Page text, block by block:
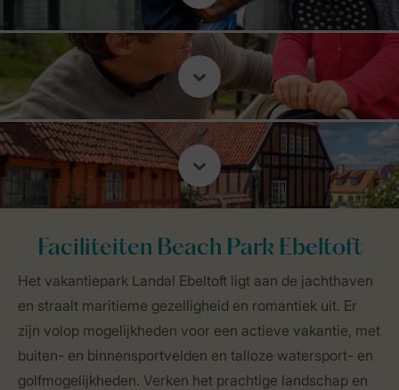
Faciliteiten Beach Park Ebeltoft
Het vakantiepark Landal Ebeltoft ligt aan de jachthaven
en straalt maritieme gezelligheid en romantiek uit. Er
zijn volop mogelijkheden voor een actieve vakantie, met
buiten- en binnensportvelden en talloze watersport- en
golfmogelijkheden. Verken het prachtige landschap en